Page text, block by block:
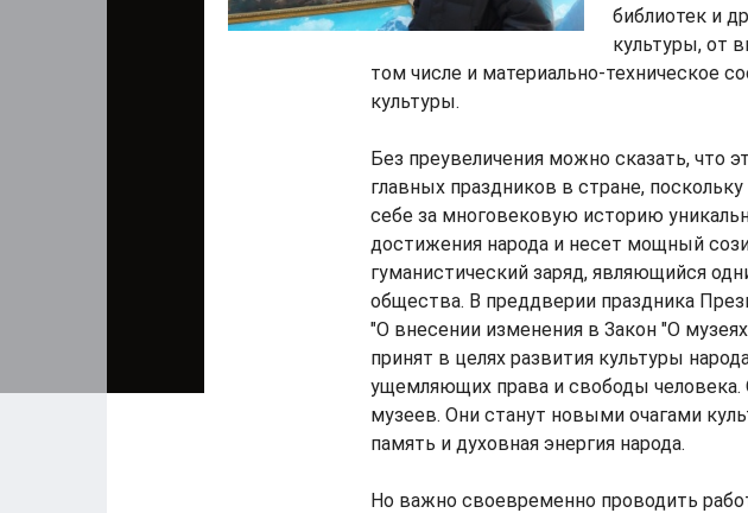
библиотек и
культуры, от
том числе и материально-техническое
культуры.
Без преувеличения можно сказать, что
главных праздников в стране,
себе за многовековую историю
достижения народа и несет мощный
гуманистический заряд, являющийся
общества. В преддверии праздника
"О внесении изменения в Закон "О
принят в целях развития культуры
ущемляющих права и свободы человека.
музеев. Они станут новыми очагами
память и духовная энергия народа.
Но важно своевременно проводить